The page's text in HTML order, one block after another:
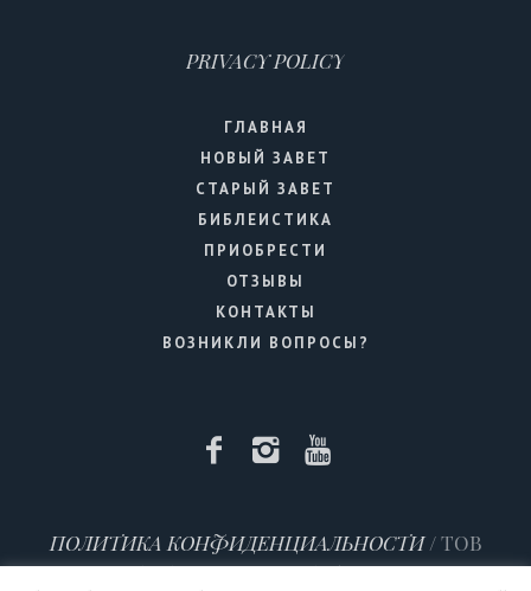
PRIVACY POLICY
ГЛАВНАЯ
НОВЫЙ ЗАВЕТ
СТАРЫЙ ЗАВЕТ
БИБЛЕИСТИКА
ПРИОБРЕСТИ
ОТЗЫВЫ
КОНТАКТЫ
ВОЗНИКЛИ ВОПРОСЫ?
ПОЛИТИКА КОНФИДЕНЦИАЛЬНОСТИ/ ТОВ
Технології Вічного Євангелія (TEKHNOLOGII